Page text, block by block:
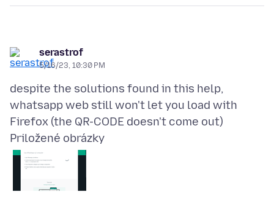
serastrof
5/16/23, 10:30 PM
despite the solutions found in this help,
whatsapp web still won't let you load with
Priložené obrázky